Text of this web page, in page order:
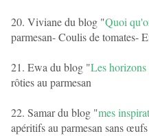
20. Viviane du blog "Quoi
parmesan- Coulis de tomates-
21. Ewa du blog "Les
rôties au parmesan
22. Samar du blog "mes
apéritifs au parmesan sans œufs